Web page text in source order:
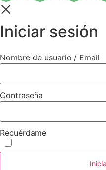
Iniciar sesión
Nombre de usuario / Email
Contraseña
Recuérdame